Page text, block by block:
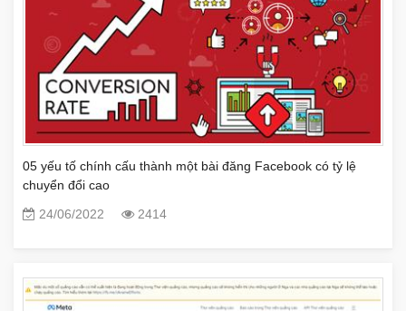
05 yếu tố chính cấu thành một bài đăng Facebook có tỷ lệ
chuyển đổi cao
24/06/2022
2414